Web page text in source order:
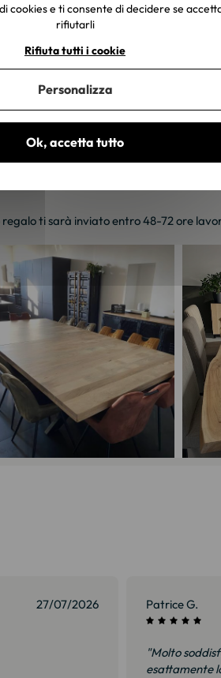
regalo ti sarà inviato entro 48-72 ore
27/07/2026 Patrice G.
"Molto
esattamente
cookies e ti consente di decidere se
rifiutarli
Ok, accetta tutto
Rifiuta tutti i cookie
Personalizza